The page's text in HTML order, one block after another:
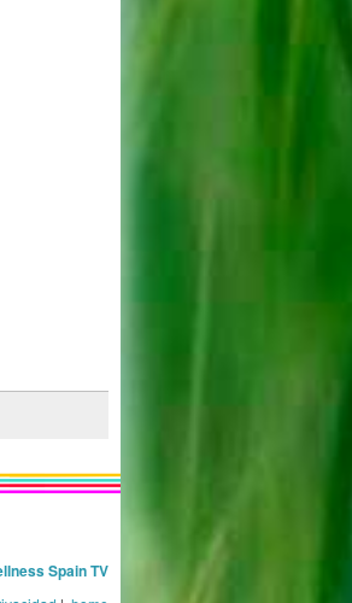
Spain TV